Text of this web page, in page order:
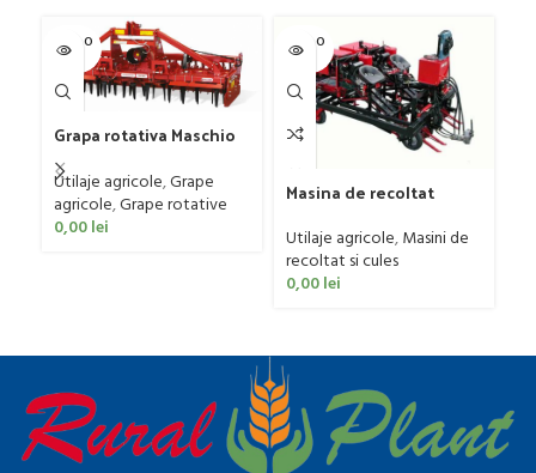
SOLD O
UT
Grapa rotativa Maschio
Gaspardo model
DOMINATOR DM RAPIDO
4000 PLUS
Utilaje agricole,Grape
agricole,Grape rotative
0,00lei
SOLD O
UT
Masina de recoltat
sistem de prindere
ERME model RL 2, 70 CP
Utilaje agricole,Masini de
recoltat si cules
0,00lei